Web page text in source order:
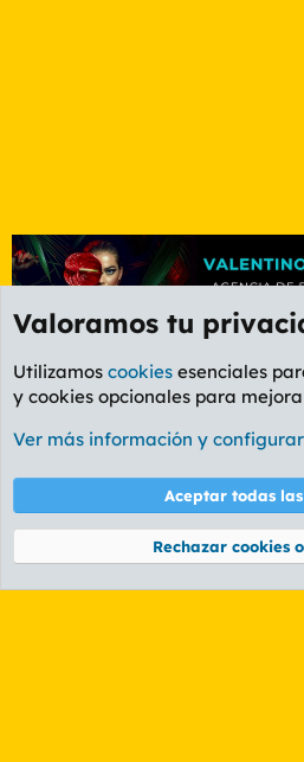
Etiquetas
Cookies
PL OLDSTYLE
Términos y reglas
Community platform by XenForo® © 2010-
Valoramos tu
Utilizamos cookies esenciales
y cookies opcionales para
Ver más información y
Aceptar todas
Rechazar cookies